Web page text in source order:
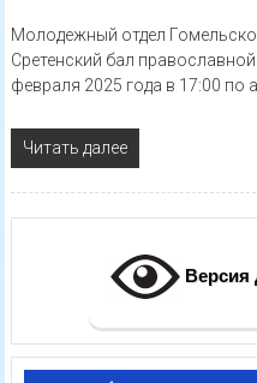
Молодежный отдел
Сретенский бал
февраля 2025 года в 17:00 по
Читать далее
Версия